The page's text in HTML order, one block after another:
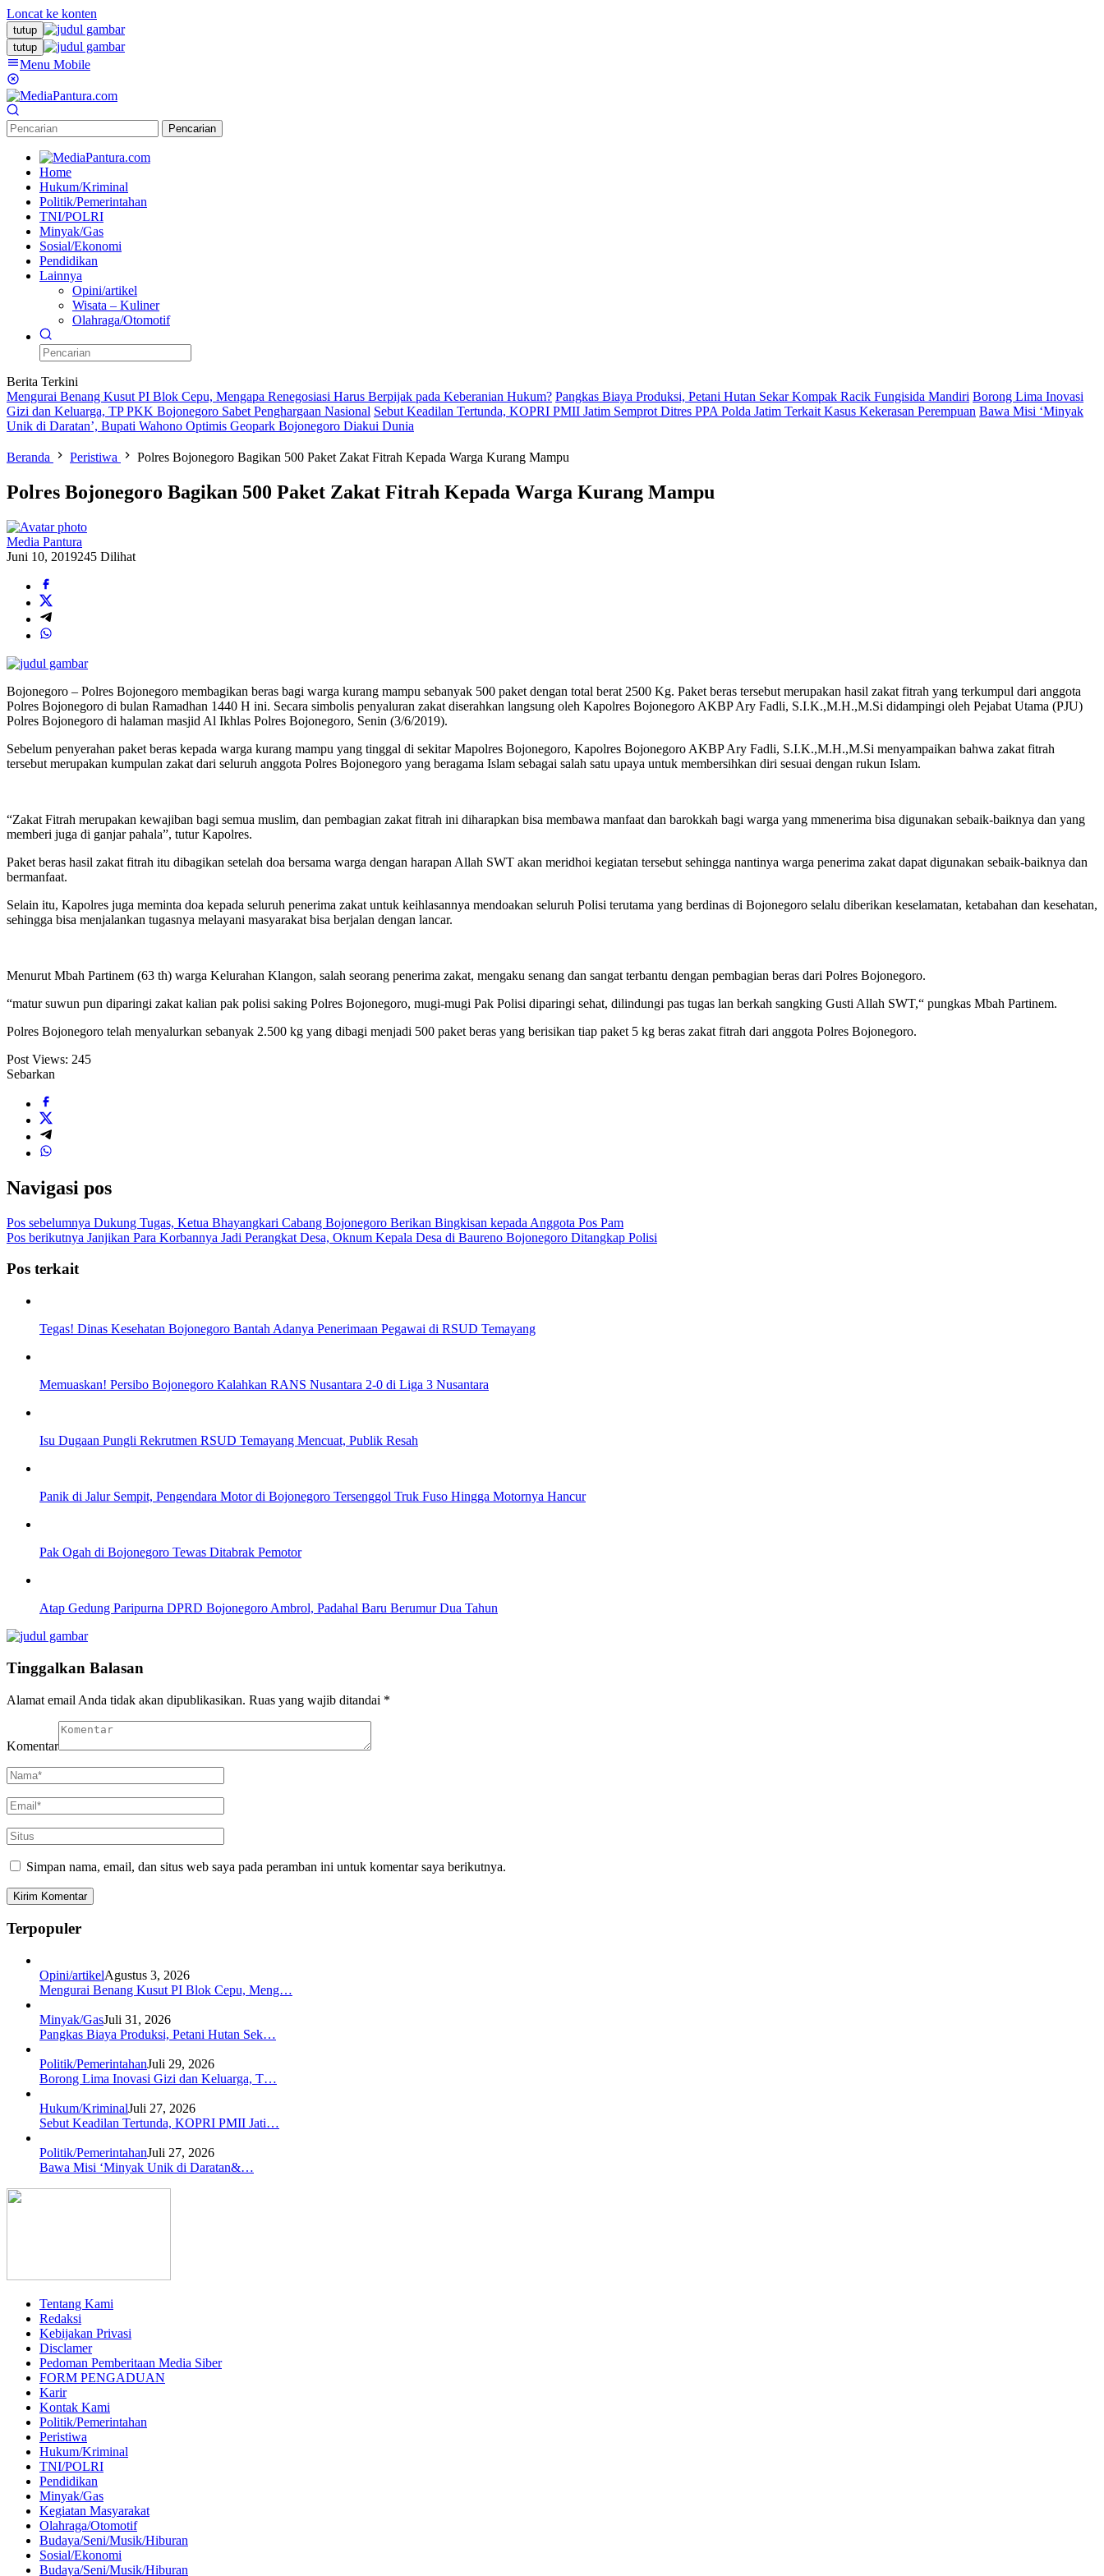
Loncat ke konten
tutup
tutup
Menu Mobile
Pencarian
Home
Hukum/Kriminal
Politik/Pemerintahan
TNI/POLRI
Minyak/Gas
Sosial/Ekonomi
Pendidikan
Lainnya
Opini/artikel
Wisata – Kuliner
Olahraga/Otomotif
Berita Terkini
Mengurai Benang Kusut PI Blok Cepu, Mengapa Renegosiasi Harus Berpijak pada Keberanian Hukum? Pangkas Biaya Produksi, Petani Hutan Sekar Kompak Racik Fungisida Mandiri Borong Lima Inovasi
Gizi dan Keluarga, TP PKK Bojonegoro Sabet Penghargaan Nasional Sebut Keadilan Tertunda, KOPRI PMII Jatim Semprot Ditres PPA Polda Jatim Terkait Kasus Kekerasan Perempuan Bawa Misi ‘Minyak
Unik di Daratan’, Bupati Wahono Optimis Geopark Bojonegoro Diakui Dunia
Beranda Peristiwa Polres Bojonegoro Bagikan 500 Paket Zakat Fitrah Kepada Warga Kurang Mampu
Polres Bojonegoro Bagikan 500 Paket Zakat Fitrah Kepada Warga Kurang Mampu
Media Pantura
Juni 10, 2019245 Dilihat
Bojonegoro – Polres Bojonegoro membagikan beras bagi warga kurang mampu sebanyak 500 paket dengan total berat 2500 Kg. Paket beras tersebut merupakan hasil zakat fitrah yang terkumpul dari anggota
Polres Bojonegoro di bulan Ramadhan 1440 H ini. Secara simbolis penyaluran zakat diserahkan langsung oleh Kapolres Bojonegoro AKBP Ary Fadli, S.I.K.,M.H.,M.Si didampingi oleh Pejabat Utama (PJU)
Polres Bojonegoro di halaman masjid Al Ikhlas Polres Bojonegoro, Senin (3/6/2019).
Sebelum penyerahan paket beras kepada warga kurang mampu yang tinggal di sekitar Mapolres Bojonegoro, Kapolres Bojonegoro AKBP Ary Fadli, S.I.K.,M.H.,M.Si menyampaikan bahwa zakat fitrah
tersebut merupakan kumpulan zakat dari seluruh anggota Polres Bojonegoro yang beragama Islam sebagai salah satu upaya untuk membersihkan diri sesuai dengan rukun Islam.
“Zakat Fitrah merupakan kewajiban bagi semua muslim, dan pembagian zakat fitrah ini diharapkan bisa membawa manfaat dan barokkah bagi warga yang mmenerima bisa digunakan sebaik-baiknya dan yang
memberi juga di ganjar pahala”, tutur Kapolres.
Paket beras hasil zakat fitrah itu dibagikan setelah doa bersama warga dengan harapan Allah SWT akan meridhoi kegiatan tersebut sehingga nantinya warga penerima zakat dapat digunakan sebaik-baiknya dan
bermanfaat.
Selain itu, Kapolres juga meminta doa kepada seluruh penerima zakat untuk keihlasannya mendoakan seluruh Polisi terutama yang berdinas di Bojonegoro selalu diberikan keselamatan, ketabahan dan kesehatan,
sehingga bisa menjalankan tugasnya melayani masyarakat bisa berjalan dengan lancar.
Menurut Mbah Partinem (63 th) warga Kelurahan Klangon, salah seorang penerima zakat, mengaku senang dan sangat terbantu dengan pembagian beras dari Polres Bojonegoro.
“matur suwun pun diparingi zakat kalian pak polisi saking Polres Bojonegoro, mugi-mugi Pak Polisi diparingi sehat, dilindungi pas tugas lan berkah sangking Gusti Allah SWT,“ pungkas Mbah Partinem.
Polres Bojonegoro telah menyalurkan sebanyak 2.500 kg yang dibagi menjadi 500 paket beras yang berisikan tiap paket 5 kg beras zakat fitrah dari anggota Polres Bojonegoro.
Post Views: 245
Sebarkan
Navigasi pos
Pos sebelumnya Dukung Tugas, Ketua Bhayangkari Cabang Bojonegoro Berikan Bingkisan kepada Anggota Pos Pam
Pos berikutnya Janjikan Para Korbannya Jadi Perangkat Desa, Oknum Kepala Desa di Baureno Bojonegoro Ditangkap Polisi
Pos terkait
Tegas! Dinas Kesehatan Bojonegoro Bantah Adanya Penerimaan Pegawai di RSUD Temayang
Memuaskan! Persibo Bojonegoro Kalahkan RANS Nusantara 2-0 di Liga 3 Nusantara
Isu Dugaan Pungli Rekrutmen RSUD Temayang Mencuat, Publik Resah
Panik di Jalur Sempit, Pengendara Motor di Bojonegoro Tersenggol Truk Fuso Hingga Motornya Hancur
Pak Ogah di Bojonegoro Tewas Ditabrak Pemotor
Atap Gedung Paripurna DPRD Bojonegoro Ambrol, Padahal Baru Berumur Dua Tahun
Tinggalkan Balasan
Alamat email Anda tidak akan dipublikasikan. Ruas yang wajib ditandai *
Komentar
Simpan nama, email, dan situs web saya pada peramban ini untuk komentar saya berikutnya.
Terpopuler
Opini/artikelAgustus 3, 2026
Mengurai Benang Kusut PI Blok Cepu, Meng…
Minyak/GasJuli 31, 2026
Pangkas Biaya Produksi, Petani Hutan Sek…
Politik/PemerintahanJuli 29, 2026
Borong Lima Inovasi Gizi dan Keluarga, T…
Hukum/KriminalJuli 27, 2026
Sebut Keadilan Tertunda, KOPRI PMII Jati…
Politik/PemerintahanJuli 27, 2026
Bawa Misi ‘Minyak Unik di Daratan&…
Tentang Kami
Redaksi
Kebijakan Privasi
Disclamer
Pedoman Pemberitaan Media Siber
FORM PENGADUAN
Karir
Kontak Kami
Politik/Pemerintahan
Peristiwa
Hukum/Kriminal
TNI/POLRI
Pendidikan
Minyak/Gas
Kegiatan Masyarakat
Olahraga/Otomotif
Budaya/Seni/Musik/Hiburan
Sosial/Ekonomi
Budaya/Seni/Musik/Hiburan